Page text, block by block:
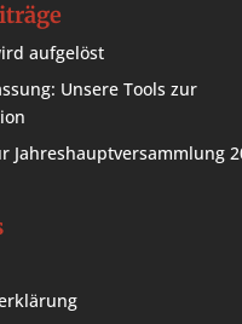
aufgelöst
Unsere Tools zur
Jahreshauptversammlung